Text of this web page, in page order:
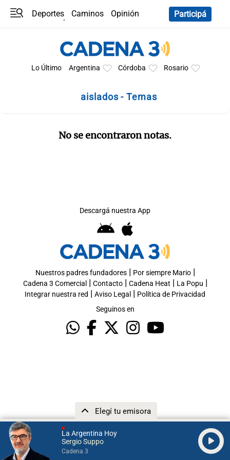
La Argentina Hoy
Sergio Suppo
Cadena 3
Elegí tu emisora
Deportes Caminos
Opinión
Participá
Lo Último Argentina Córdoba Rosario
aislados - Temas
No se encontraron notas.
Descargá nuestra App
Nuestros padres fundadores| Por siempre Mario|
Cadena 3 Comercial | Contacto| Cadena Heat | La Popu |
Integrar nuestra red | Aviso Legal | Política de Privacidad
Seguinos en